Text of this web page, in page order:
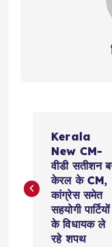
s
Kerala
New CM-
वीडी सतीशन
केरल के CM,
कांग्रेस समेत
सहयोगी पार्टियों
के विधायक ले
रहे शपथ